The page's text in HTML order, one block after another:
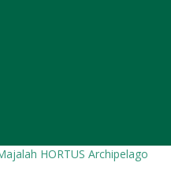
HORTUS Archipelago